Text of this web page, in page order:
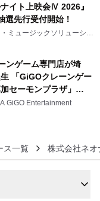
イト上映会Ⅳ 2026』
選先行受付開始！
ミュージックソリューショ
ンゲーム専門店が埼
「GiGOクレーンゲー
セーモンプラザ」
金)10時グランドオープ
GiGO Entertainment
ス一覧 株式会社ネオ